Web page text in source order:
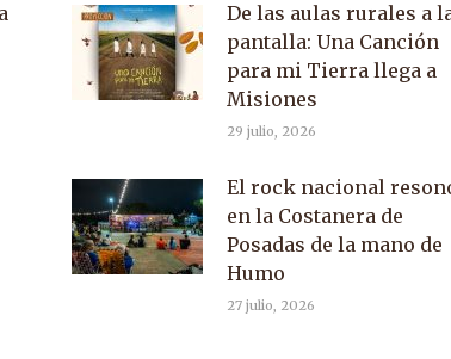
De las aulas rurales a
pantalla: Una Canción
para mi Tierra llega a
Misiones
29 julio, 2026
El rock nacional
en la Costanera de
Posadas de la mano de
Humo
27 julio, 2026